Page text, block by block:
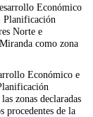
Económico
Planificación
Norte e
como zona
Económico e
zonas declaradas
procedentes de la